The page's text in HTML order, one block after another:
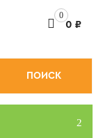
0
0 ₽
ПОИСК